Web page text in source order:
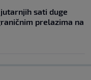
sati duge
prelazima na